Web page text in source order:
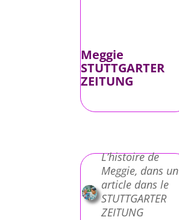
Meggie
STUTTGARTER
ZEITUNG
L’histoire de
Meggie, dans un
article dans le
STUTTGARTER
ZEITUNG